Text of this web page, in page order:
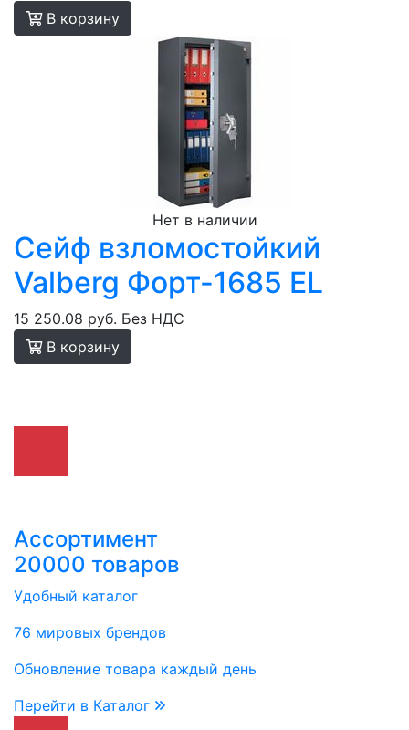
В корзину
Нет в наличии
Сейф взломостойкий
Valberg Форт-1685 EL
15 250.08 руб. Без НДС
В корзину
Ассортимент
20000 товаров
Удобный каталог
76 мировых брендов
Обновление товара каждый день
Перейти в Каталог